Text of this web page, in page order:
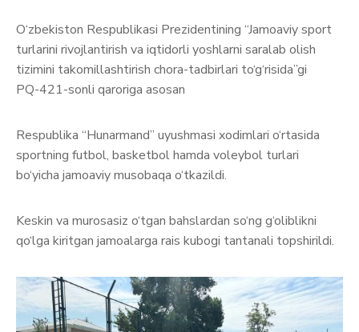
O‘zbekiston Respublikasi Prezidentining “Jamoaviy sport
turlarini rivojlantirish va iqtidorli yoshlarni saralab olish
tizimini takomillashtirish chora-tadbirlari to‘g‘risida”gi
PQ-421-sonli qaroriga asosan
Respublika “Hunarmand” uyushmasi xodimlari o‘rtasida
sportning futbol, basketbol hamda voleybol turlari
bo‘yicha jamoaviy musobaqa o‘tkazildi.
Keskin va murosasiz o‘tgan bahslardan so‘ng g‘oliblikni
qo‘lga kiritgan jamoalarga rais kubogi tantanali topshirildi.